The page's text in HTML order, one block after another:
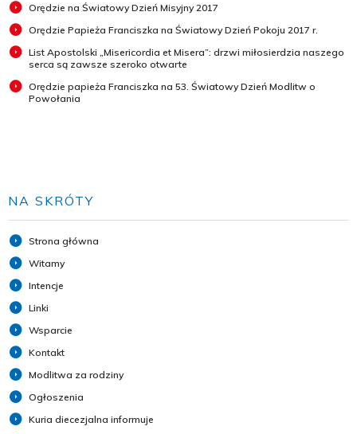
Orędzie na Światowy Dzień Misyjny 2017
Orędzie Papieża Franciszka na Światowy Dzień Pokoju 2017 r.
List Apostolski „Misericordia et Misera”: drzwi miłosierdzia naszego
serca są zawsze szeroko otwarte
Orędzie papieża Franciszka na 53. Światowy Dzień Modlitw o
Powołania
NA SKRÓTY
Strona główna
Witamy
Intencje
Linki
Wsparcie
Kontakt
Modlitwa za rodziny
Ogłoszenia
Kuria diecezjalna informuje